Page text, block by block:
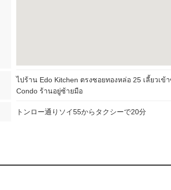
ไปร้าน Edo Kitchen ตรงซอยทองหล่อ 25 เลี้ยวเข้
Condo ร้านอยู่ซ้ายมือ
トンロー通りソイ55からタクシーで20分